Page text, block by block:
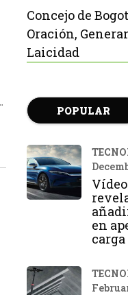
Concejo de
Oración,
Laicidad
POPULAR
en
carga